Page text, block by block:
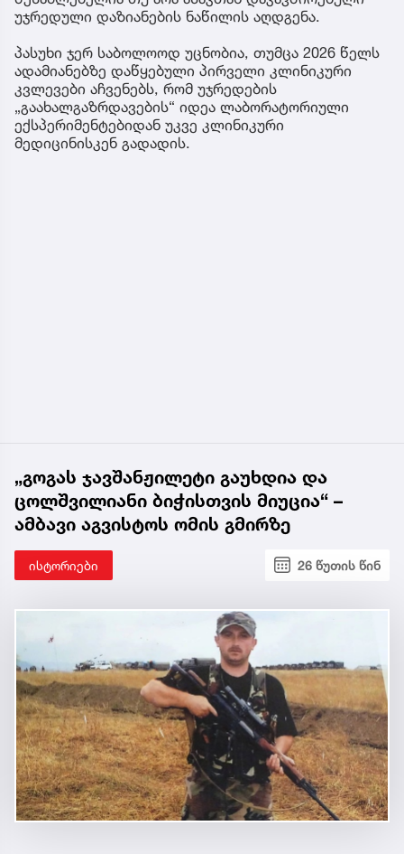
უჯრედული დაზიანების ნაწილის აღდგენა.
პასუხი ჯერ საბოლოოდ უცნობია, თუმცა 2026 წელს
ადამიანებზე დაწყებული პირველი კლინიკური
კვლევები აჩვენებს, რომ უჯრედების
„გაახალგაზრდავების“ იდეა ლაბორატორიული
ექსპერიმენტებიდან უკვე კლინიკური
მედიცინისკენ გადადის.
„გოგას ჯავშანჟილეტი გაუხდია და
ცოლშვილიანი ბიჭისთვის მიუცია“ –
ამბავი აგვისტოს ომის გმირზე
ისტორიები 26 წუთის წინ